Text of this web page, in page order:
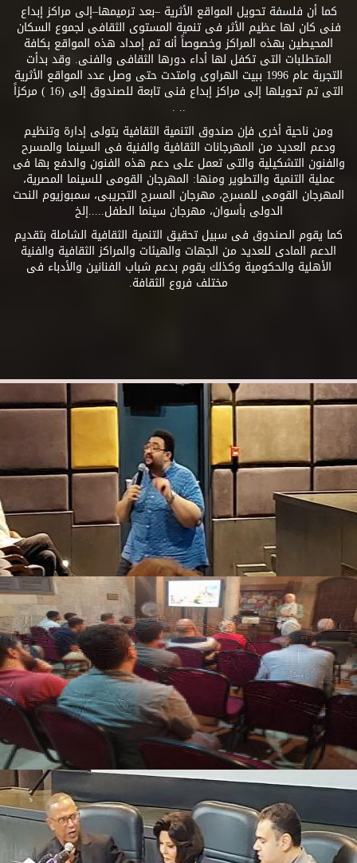
كما أن فلسفة تحويل المواقع الأثرية –بعد ترميمها–إلى مراكز إبداع
فنى كان لها عظيم الأثر فى تنمية المستوى الثقافى لجموع السكان
المحيطين بهذه المراكز وخصوصاً أنه تم إمداد هذه المواقع بكافة
المتطلبات التى تكفل لها أداء دورها الثقافى والفنى. وقد بدأت
التجربة عام 1996 ببيت الهراوى وامتدت حتى وصل عدد المواقع الأثرية
التى تم تحويلها إلى مراكز إبداع فنى تابعة للصندوق إلى (16 ) مركزاً
.. .
ومن ناحية أخرى فإن صندوق التنمية الثقافية يتولى إدارة وتنظيم
ودعم العديد من المهرجانات الثقافية والفنية فى السينما والمسرح
والفنون التشكيلية والتى تعمل على دعم هذه الفنون والدفع بها فى
عملية التنمية والتطوير ومنها: المهرجان القومى للسينما المصرية،
المهرجان القومى للمسرح، مهرجان المسرح التجريبى، سمبوزيوم النحت
الدولى بأسوان، مهرجان سينما الطفل.....إلخ
كما يقوم الصندوق فى سبيل تحقيق التنمية الثقافية الشاملة بتقديم
الدعم المادى للعديد من الجهات والهيئات والمراكز الثقافية والفنية
الأهلية والحكومية وكذلك يقوم بدعم شباب الفنانين والأدباء فى
مختلف فروع الثقافة.